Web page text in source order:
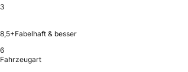
3
8,5+Fabelhaft & besser
6
Fahrzeugart